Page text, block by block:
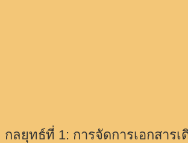
กลยุทธ์ที่ 1: การจัดการเอกสาร